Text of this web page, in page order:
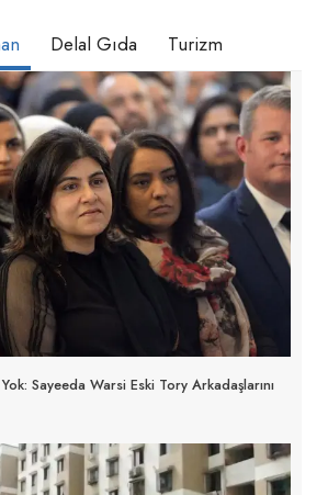
Delal Gıda Turizm
Sayeeda Warsi Eski Tory Arkadaşlarını